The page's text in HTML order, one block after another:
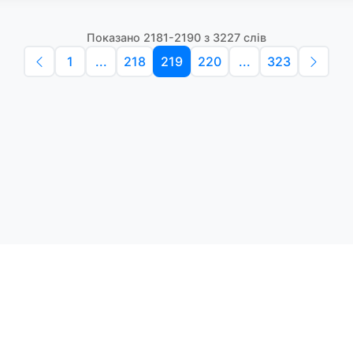
Показано 2181-2190 з 3227 слів
1 ... 218 219 220 ... 323